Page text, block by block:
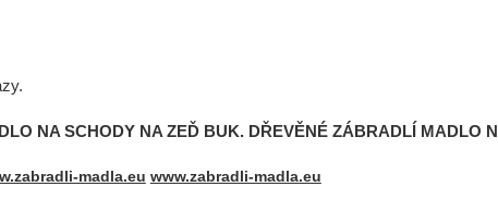
NA SCHODY NA ZEĎ BUK. DŘEVĚNÉ ZÁBRADLÍ MADLO
madla.eu www.zabradli-madla.eu